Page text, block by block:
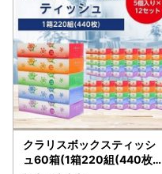
クラリスボックスティッシ
ュ60箱(1箱220組(440枚))